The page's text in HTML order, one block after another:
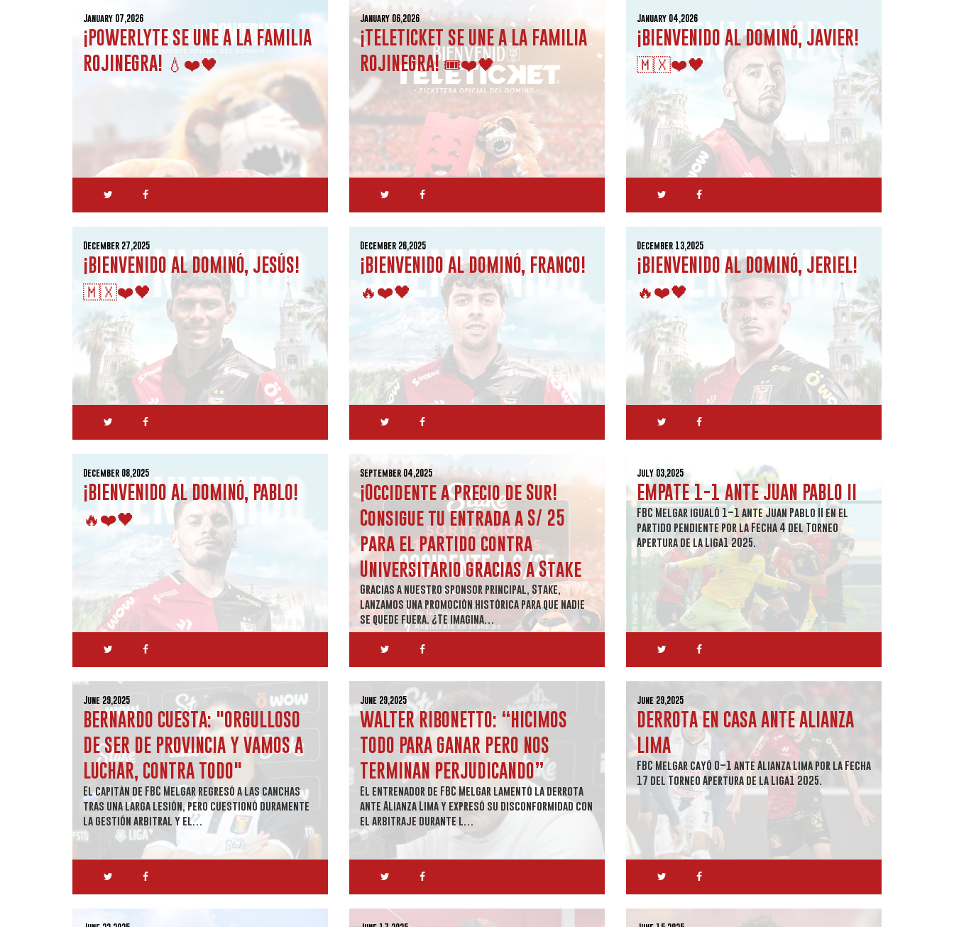
January 07,2026
¡POWERLYTE SE UNE A LA FAMILIA
ROJINEGRA! 💧❤️🖤
January 06,2026
¡TELETICKET SE UNE A LA FAMILIA
ROJINEGRA! 🎟️❤️🖤
January 04,2026
¡BIENVENIDO AL DOMINÓ, JAVIER!
🇲🇽❤️🖤
December 27,2025
¡BIENVENIDO AL DOMINÓ, JESÚS!
🇲🇽❤️🖤
December 26,2025
¡BIENVENIDO AL DOMINÓ, FRANCO!
🔥❤️🖤
December 13,2025
¡BIENVENIDO AL DOMINÓ, JERIEL!
🔥❤️🖤
December 08,2025
¡BIENVENIDO AL DOMINÓ, PABLO!
🔥❤️🖤
September 04,2025
¡Occidente a precio de Sur!
Consigue tu entrada a S/ 25
para el partido contra
Universitario gracias a Stake
Gracias a nuestro sponsor principal, Stake,
lanzamos una promoción histórica para que nadie
se quede fuera. ¿Te imagina…
July 03,2025
EMPATE 1-1 ANTE JUAN PABLO II
FBC Melgar igualó 1–1 ante Juan Pablo II en el
partido pendiente por la Fecha 4 del Torneo
Apertura de la Liga1 2025.
June 29,2025
BERNARDO CUESTA: "ORGULLOSO
DE SER DE PROVINCIA Y VAMOS A
LUCHAR, CONTRA TODO"
El capitán de FBC Melgar regresó a las canchas
tras una larga lesión, pero cuestionó duramente
la gestión arbitral y el…
June 29,2025
WALTER RIBONETTO: “HICIMOS
TODO PARA GANAR PERO NOS
TERMINAN PERJUDICANDO”
El entrenador de FBC Melgar lamentó la derrota
ante Alianza Lima y expresó su disconformidad con
el arbitraje durante l…
June 29,2025
DERROTA EN CASA ANTE ALIANZA
LIMA
FBC Melgar cayó 0–1 ante Alianza Lima por la Fecha
17 del Torneo Apertura de la Liga1 2025.